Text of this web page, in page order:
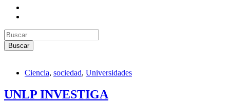
Ciencia, sociedad, Universidades
UNLP INVESTIGA